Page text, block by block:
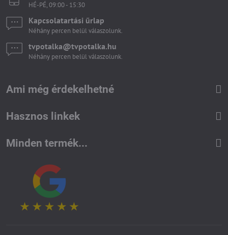
HÉ-PÉ, 09:00 - 15:30
Kapcsolatartási űrlap
Néhány percen belül válaszolunk.
tvpotalka​@tvpotalka​.hu
Néhány percen belül válaszolunk.
Ami még érdekelhetné
Hasznos linkek
Minden termék...